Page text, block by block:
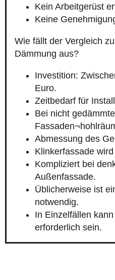
Kein Arbeitgerüst
Keine
Wie fällt der Vergleich
Dämmung aus?
Investition:
Euro.
Zeitbedarf für
Bei nicht
Abmessung des
Klinkerfassade
Kompliziert bei
Außenfassade.
Üblicherweise ist
notwendig.
In Einzelfällen
erforderlich sein.